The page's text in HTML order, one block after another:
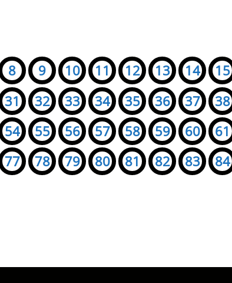
8 9 10 11 12 13 14 15
31 32 33 34 35 36 37 38
54 55 56 57 58 59 60 61
77 78 79 80 81 82 83 84